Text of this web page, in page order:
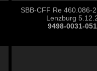
SBB-CFF Re 460.086-
Lenzburg
9498-0031-